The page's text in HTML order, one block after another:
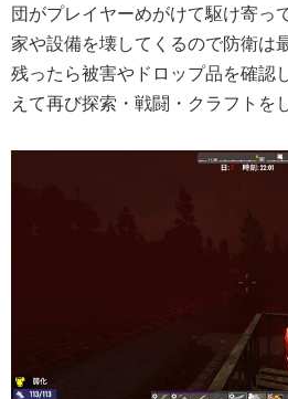
団がプレイヤーめがけて駆け寄っ
家や設備を壊してくるので防衛は
残ったら被害やドロップ品を確認
えて再び探索・戦闘・クラフトを